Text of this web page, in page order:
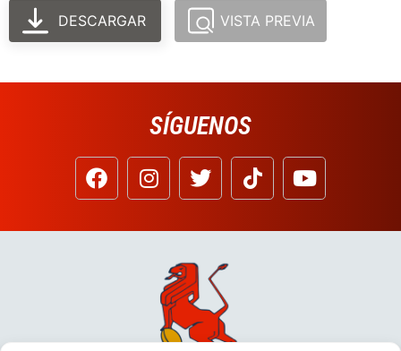
DESCARGAR VISTA PREVIA
SÍGUENOS